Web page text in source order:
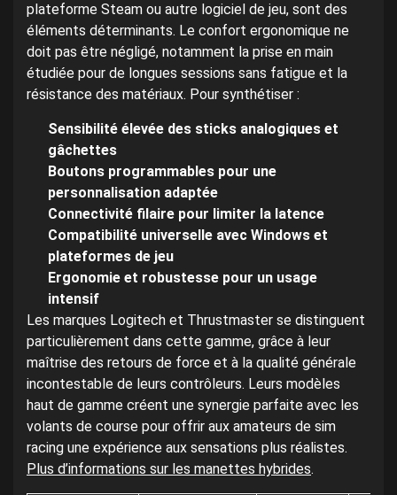
plateforme Steam ou autre logiciel de jeu, sont des
éléments déterminants. Le confort ergonomique ne
doit pas être négligé, notamment la prise en main
étudiée pour de longues sessions sans fatigue et la
résistance des matériaux. Pour synthétiser :
Sensibilité élevée des sticks analogiques et
gâchettes
Boutons programmables pour une
personnalisation adaptée
Connectivité filaire pour limiter la latence
Compatibilité universelle avec Windows et
plateformes de jeu
Ergonomie et robustesse pour un usage
intensif
Les marques Logitech et Thrustmaster se distinguent
particulièrement dans cette gamme, grâce à leur
maîtrise des retours de force et à la qualité générale
incontestable de leurs contrôleurs. Leurs modèles
haut de gamme créent une synergie parfaite avec les
volants de course pour offrir aux amateurs de sim
racing une expérience aux sensations plus réalistes.
Plus d’informations sur les manettes hybrides.